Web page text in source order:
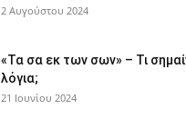
2 Αυγούστου 2024
«Τα σα εκ των σων» – Τι
λόγια;
21 Ιουνίου 2024